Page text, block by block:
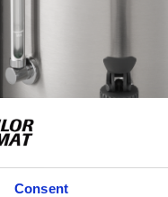
Consent